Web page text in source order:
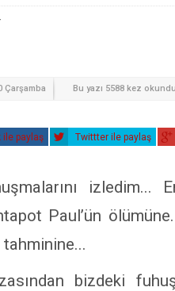
Çarşamba Bu yazı 5588 kez
ile paylaş Twittter ile paylaş
izledim...
Paul’ün
bizdeki